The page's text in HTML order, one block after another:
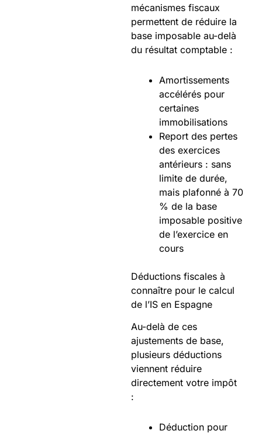
mécanismes fiscaux
permettent de réduire la
base imposable au-delà
du résultat comptable :
Amortissements
accélérés pour
certaines
immobilisations
Report des pertes
des exercices
antérieurs : sans
limite de durée,
mais plafonné à 70
% de la base
imposable positive
de l’exercice en
cours
Déductions fiscales à
connaître pour le calcul
de l’IS en Espagne
Au-delà de ces
ajustements de base,
plusieurs déductions
viennent réduire
directement votre impôt
:
Déduction pour